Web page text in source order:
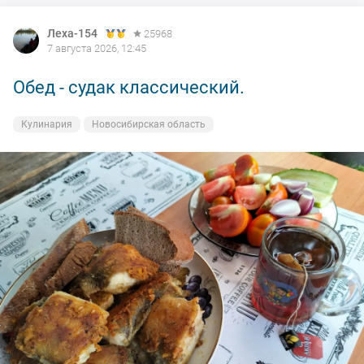
Леха-154
25968
7 августа 2026, 12:45
Обед - судак классический.
Кулинария Новосибирская область